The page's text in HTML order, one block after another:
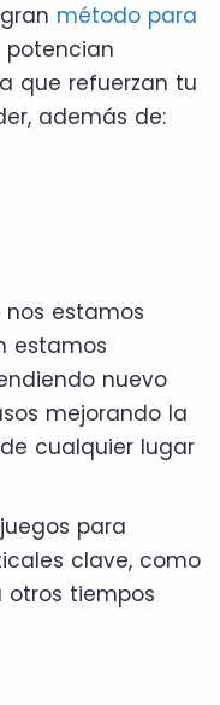
método para
potencian
que refuerzan tu
además de:
nos estamos
estamos
nuevo
mejorando la
cualquier lugar
para
clave, como
otros tiempos